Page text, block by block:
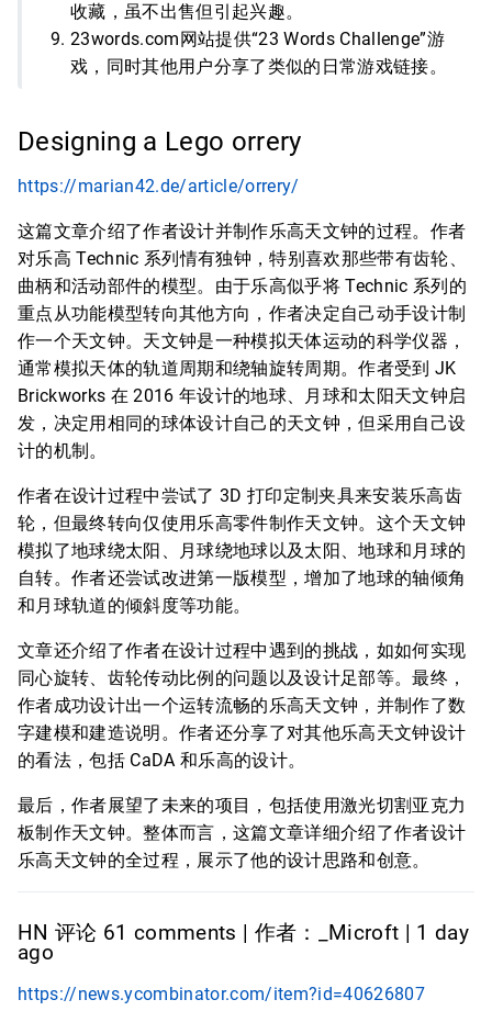
收藏，虽不出售但引起兴趣。
23words.com网站提供“23 Words Challenge”游
戏，同时其他用户分享了类似的日常游戏链接。
Designing a Lego orrery
https://marian42.de/article/orrery/
这篇文章介绍了作者设计并制作乐高天文钟的过程。作者
对乐高 Technic 系列情有独钟，特别喜欢那些带有齿轮、
曲柄和活动部件的模型。由于乐高似乎将 Technic 系列的
重点从功能模型转向其他方向，作者决定自己动手设计制
作一个天文钟。天文钟是一种模拟天体运动的科学仪器，
通常模拟天体的轨道周期和绕轴旋转周期。作者受到 JK
Brickworks 在 2016 年设计的地球、月球和太阳天文钟启
发，决定用相同的球体设计自己的天文钟，但采用自己设
计的机制。
作者在设计过程中尝试了 3D 打印定制夹具来安装乐高齿
轮，但最终转向仅使用乐高零件制作天文钟。这个天文钟
模拟了地球绕太阳、月球绕地球以及太阳、地球和月球的
自转。作者还尝试改进第一版模型，增加了地球的轴倾角
和月球轨道的倾斜度等功能。
文章还介绍了作者在设计过程中遇到的挑战，如如何实现
同心旋转、齿轮传动比例的问题以及设计足部等。最终，
作者成功设计出一个运转流畅的乐高天文钟，并制作了数
字建模和建造说明。作者还分享了对其他乐高天文钟设计
的看法，包括 CaDA 和乐高的设计。
最后，作者展望了未来的项目，包括使用激光切割亚克力
板制作天文钟。整体而言，这篇文章详细介绍了作者设计
乐高天文钟的全过程，展示了他的设计思路和创意。
HN 评论 61 comments | 作者：_Microft | 1 day
ago
https://news.ycombinator.com/item?id=40626807